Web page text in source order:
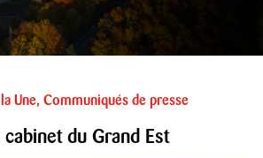
Une, Communiqués de presse
cabinet du Grand Est